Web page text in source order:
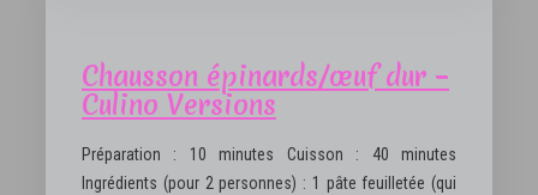
Chausson épinards/œuf dur –
Culino Versions
Préparation : 10 minutes Cuisson : 40 minutes
Ingrédients (pour 2 personnes) : 1 pâte feuilletée (qui